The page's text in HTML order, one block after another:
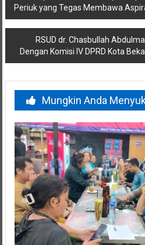
pos
Periuk yang Tegas Membawa
RSUD dr. Chasbullah
Dengan Komisi IV DPRD Kota
Mungkin Anda